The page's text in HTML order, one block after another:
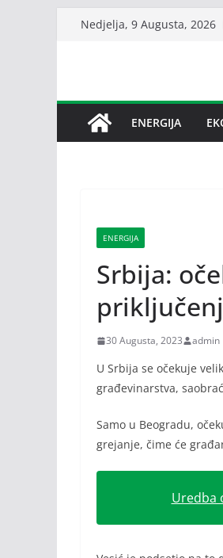
Nedjelja, 9 Augusta, 2026
ENERGIJA
ENERGIJA
Srbija:
30 Augusta, 2023 admin
U Srbija se očekuje
građevinarstva,
Samo u Beogradu,
grejanje, čime će
Uredba